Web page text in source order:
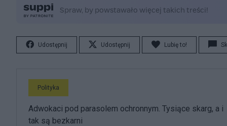
Udostępnij Udostępnij Lubię to!
Polityka
Adwokaci pod parasolem ochronnym. Tysiące skarg, a i
tak są bezkarni